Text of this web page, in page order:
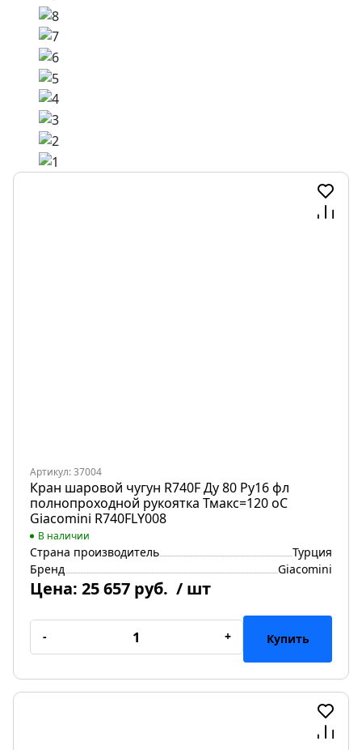
Артикул: 37004
Кран шаровой чугун R740F Ду 80 Ру16 фл
полнопроходной рукоятка Тмакс=120 оС
Giacomini R740FLY008
В наличии
Страна производитель
Турция
Бренд
Giacomini
Цена: 25 657 руб. / шт
- + Купить